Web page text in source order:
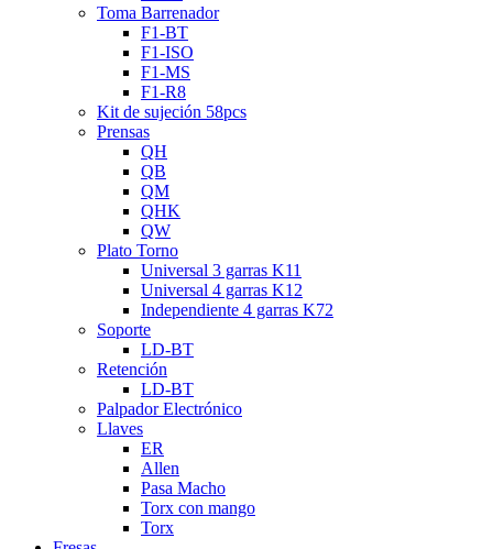
Toma Barrenador
F1-BT
F1-ISO
F1-MS
F1-R8
Kit de sujeción 58pcs
Prensas
QH
QB
QM
QHK
QW
Plato Torno
Universal 3 garras K11
Universal 4 garras K12
Independiente 4 garras K72
Soporte
LD-BT
Retención
LD-BT
Palpador Electrónico
Llaves
ER
Allen
Pasa Macho
Torx con mango
Torx